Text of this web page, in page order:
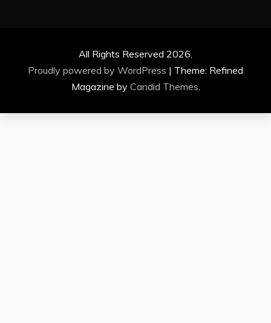
All Rights Reserved 2026.
Proudly powered by WordPress | Theme: Refined
Magazine by Candid Themes.